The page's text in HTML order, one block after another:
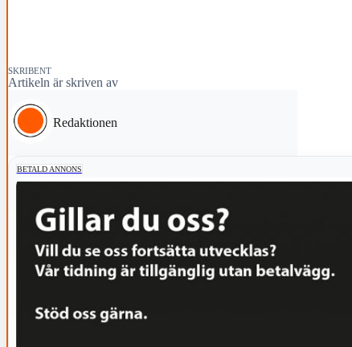
SKRIBENT
Artikeln är skriven av
Redaktionen
BETALD ANNONS